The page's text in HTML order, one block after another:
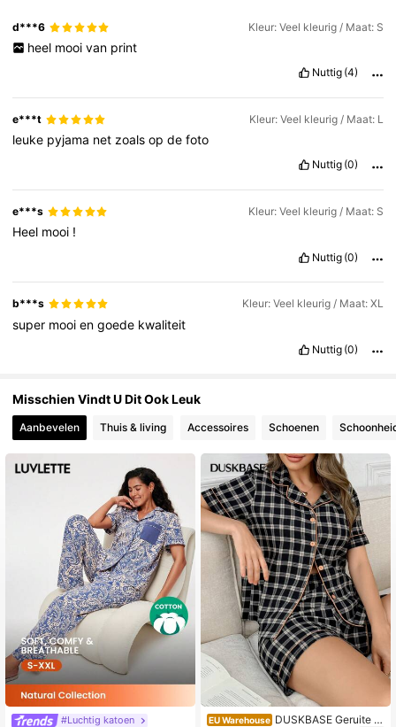
4.83
4.83 3M Volgers
3M Volgers
d***6 Kleur: Veel kleurig / Maat: S
heel mooi van print
Nuttig (4)
e***t Kleur: Veel kleurig / Maat: L
leuke pyjama net zoalsopdefoto
Nuttig (0)
e***s Kleur: Veel kleurig / Maat: S
Heel mooi !
Nuttig (0)
b***s Kleur: Veel kleurig / Maat: XL
super mooiengoede kwaliteit
Nuttig (0)
Misschien Vindt U Dit Ook Leuk
Aanbevelen Thuis & living Accessoires Schoenen
#Luchtig katoen EU Warehouse DUSKBASE Geruite pr